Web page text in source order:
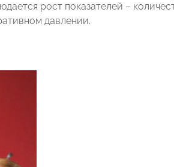
рост показателей –
давлении.